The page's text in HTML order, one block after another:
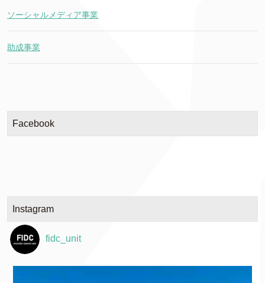
ソーシャルメディア事業
助成事業
Facebook
Instagram
fidc_unit